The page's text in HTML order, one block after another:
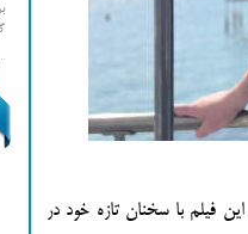
فیلم با سخنان تازه خود در